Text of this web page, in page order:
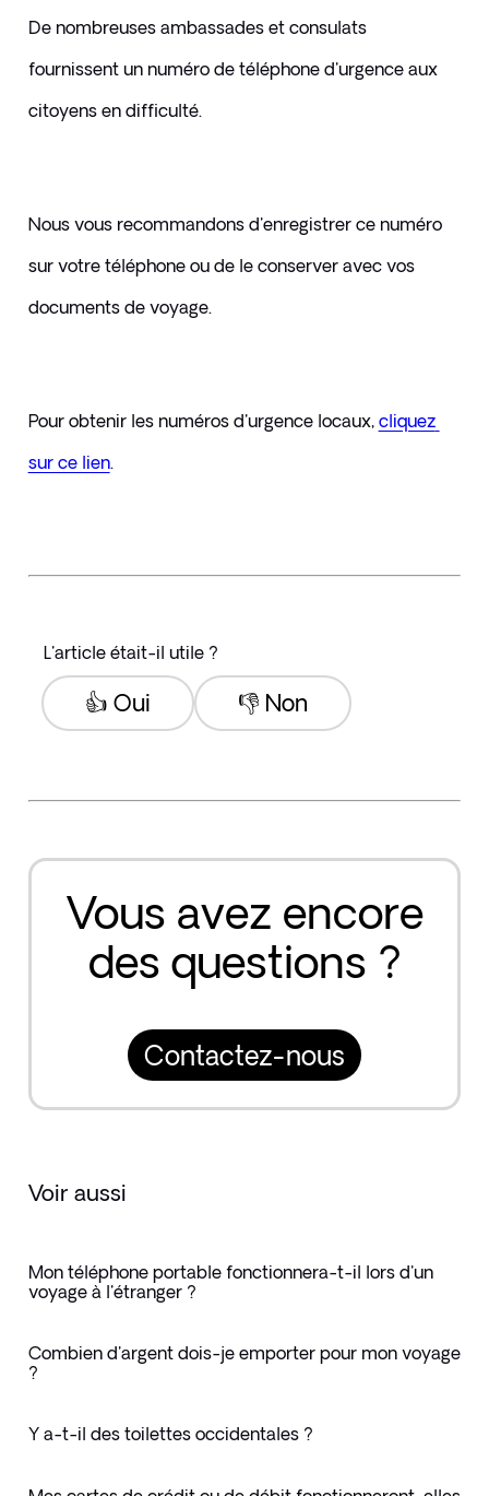
De nombreuses ambassades et consulats
fournissent un numéro de téléphone d'urgence aux
citoyens en difficulté.
Nous vous recommandons d'enregistrer ce numéro
sur votre téléphone ou de le conserver avec vos
documents de voyage.
Pour obtenir les numéros d'urgence locaux, cliquez
sur ce lien.
L'article était-il utile ?
👎 Non
👍 Oui
Vous avez encore
des questions ?
Contactez-nous
Voir aussi
Mon téléphone portable fonctionnera-t-il lors d'un
voyage à l'étranger ?
Combien d'argent dois-je emporter pour mon voyage
?
Y a-t-il des toilettes occidentales ?